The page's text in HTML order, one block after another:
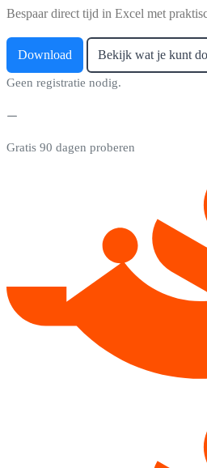
Bespaar direct tijd in Excel met
Download Bekijk wat je kunt
Geen registratie nodig.
Gratis 90 dagen proberen